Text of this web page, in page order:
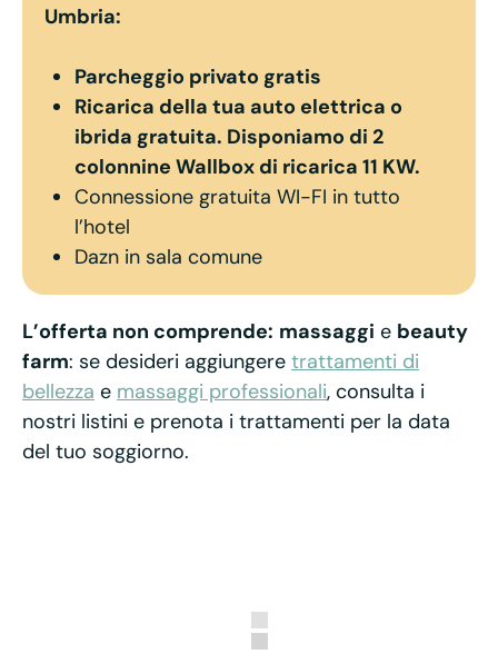
Umbria:
Parcheggio privato gratis
Ricarica della tua auto elettrica o
ibrida gratuita. Disponiamo di 2
colonnine Wallbox di ricarica 11 KW.
Connessione gratuita WI-FI in tutto
l’hotel
Dazn in sala comune
L’offerta non comprende: massaggi e beauty
farm: se desideri aggiungere trattamenti di
bellezza e massaggi professionali, consulta i
nostri listini e prenota i trattamenti per la data
del tuo soggiorno.